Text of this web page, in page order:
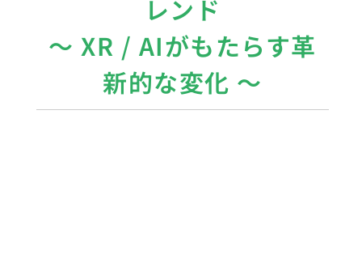
レンド
〜 XR / AIがもたらす革
新的な変化 〜